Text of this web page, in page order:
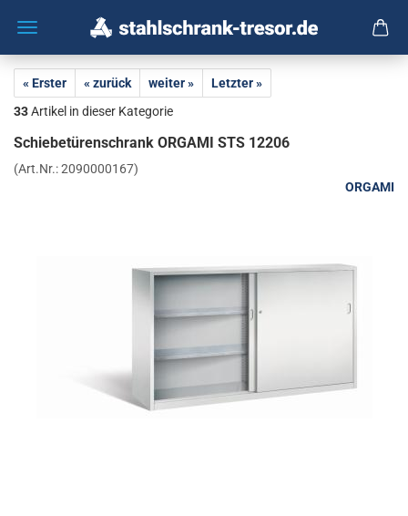
« Erster « zurück weiter »
Letzter »
33Artikel in dieser Kategorie
Schie­be­tü­ren­schrank OR­GA­MI STS 12206
(Art.Nr.:2090000167)
ORGAMI